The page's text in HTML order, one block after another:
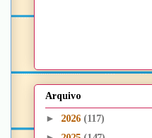
Arquivo
► 2026 (117)